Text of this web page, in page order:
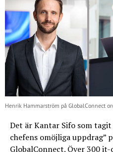
Henrik Hammarström på GlobalConnect
Det är Kantar Sifo som
chefens omöjliga uppdrag”
GlobalConnect. Över 300